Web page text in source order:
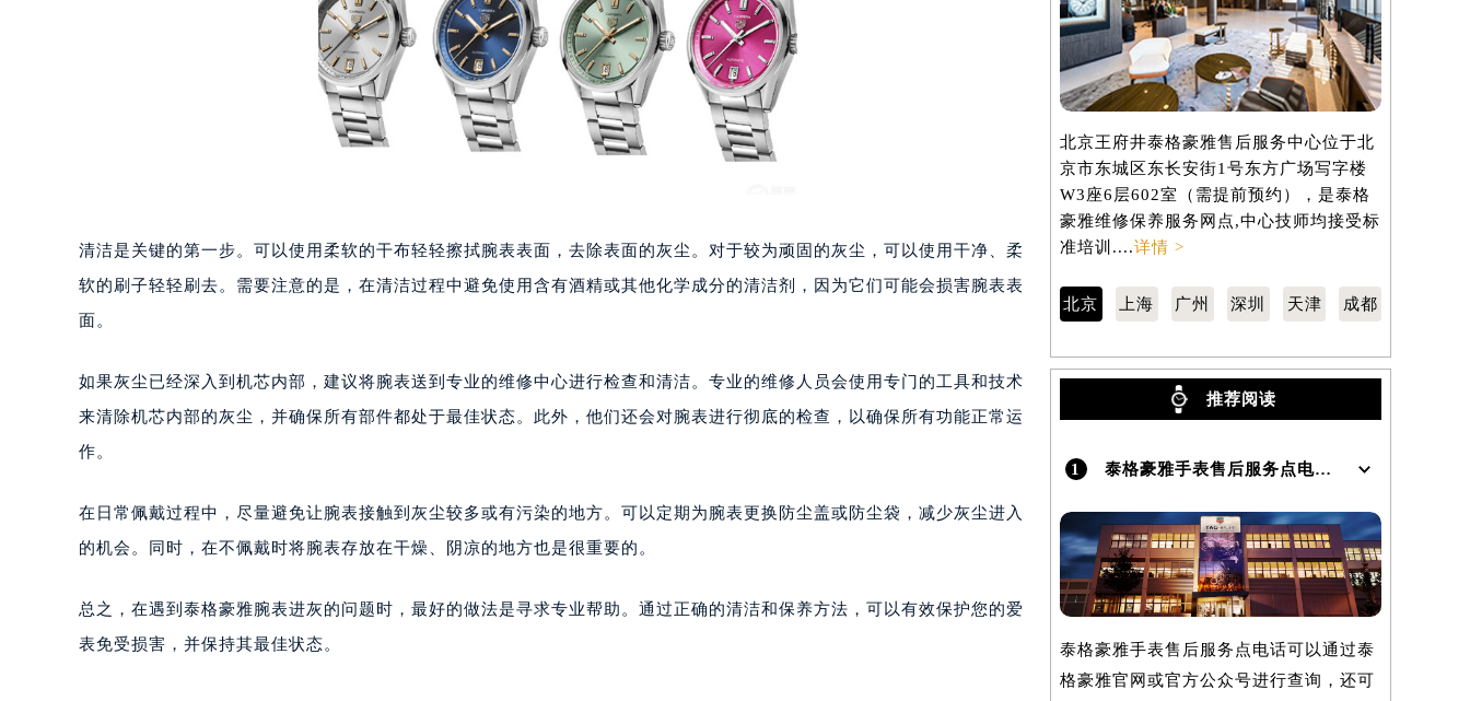
深圳市罗湖区深南东路5001号华润大厦写字楼17层1701室（需提前预约）
惠州市惠城区江北文昌一路7号华贸大厦写字楼1座30层05室（需提前预约）
厦门市思明区湖滨东路95号华润大厦写字楼B座11层1104室（需提前预约）
福州市鼓楼区五四路128-1号恒力城写字楼15层03室（需提前预约）
成都市锦江区人民东路6号SAC东原中心写字楼24层2406B室（需提前预约）
沈阳市沈河区中街路137号亨得利名表服务中心（品牌授权店）1层整层（需提前预约）
温州市鹿城区锦绣路1067号置信广场10层1015室（需提前预约）
哈尔滨市道里区友谊西路600号富力中心T2座写字楼29层03室（需提前预约）
东莞市东城街道鸿福东路1号民盈国贸中心T1写字楼9层907室（需提前预约）
无锡市梁溪区人民中路139号恒隆广场写字楼1座11层1104室（需提前预约）
苏州市苏州工业园区星港街199号苏州中心办公楼C座22层08室（需提前预约）
武汉市江汉区解放大道686号世界贸易大厦38层09室（需提前预约）
清洁是关键的第一步。可以使用柔软的干布轻轻擦拭腕表表面，去除表面的灰尘。对于较为顽固的灰尘，可以使用干净、柔
软的刷子轻轻刷去。需要注意的是，在清洁过程中避免使用含有酒精或其他化学成分的清洁剂，因为它们可能会损害腕表表
面。
如果灰尘已经深入到机芯内部，建议将腕表送到专业的维修中心进行检查和清洁。专业的维修人员会使用专门的工具和技术
来清除机芯内部的灰尘，并确保所有部件都处于最佳状态。此外，他们还会对腕表进行彻底的检查，以确保所有功能正常运
作。
在日常佩戴过程中，尽量避免让腕表接触到灰尘较多或有污染的地方。可以定期为腕表更换防尘盖或防尘袋，减少灰尘进入
的机会。同时，在不佩戴时将腕表存放在干燥、阴凉的地方也是很重要的。
总之，在遇到泰格豪雅腕表进灰的问题时，最好的做法是寻求专业帮助。通过正确的清洁和保养方法，可以有效保护您的爱
表免受损害，并保持其最佳状态。
北京王府井泰格豪雅售后服务中心位于北
京市东城区东长安街1号东方广场写字楼
W3座6层602室（需提前预约），是泰格
豪雅维修保养服务网点,中心技师均接受标
准培训....详情 >
北京 上海 广州 深圳 天津 成都
推荐阅读
1 泰格豪雅手表售后服务点电话是多少？
泰格豪雅手表售后服务点电话可以通过泰
格豪雅官网或官方公众号进行查询，还可